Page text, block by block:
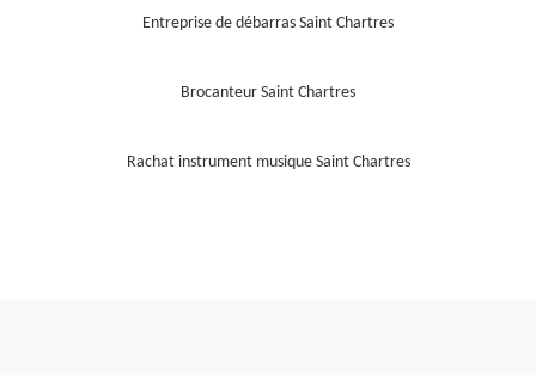
Entreprise de débarras Saint Chartres
Brocanteur Saint Chartres
Rachat instrument musique Saint Chartres